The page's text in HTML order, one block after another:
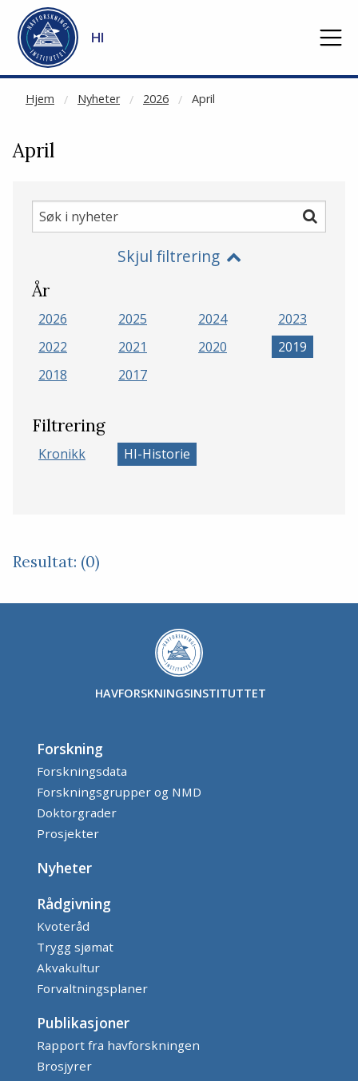
Gå til hovedinnhold
HI
Hjem Nyheter 2026 April
NOT CACHED
April
Søk
i
Søk
Skjul filtrering
År
2026 2025 2024
2023
2022
2021 2020
2019
2018
2017
Filtrering
Kronikk HI-Historie
Resultat: (0)
HAVFORSKNINGSINSTITUTTET
Forskning
Forskningsdata
Forskningsgrupper og NMD
Doktorgrader
Prosjekter
Nyheter
Rådgivning
Kvoteråd
Trygg sjømat
Akvakultur
Forvaltningsplaner
Publikasjoner
Rapport fra havforskningen
Brosjyrer